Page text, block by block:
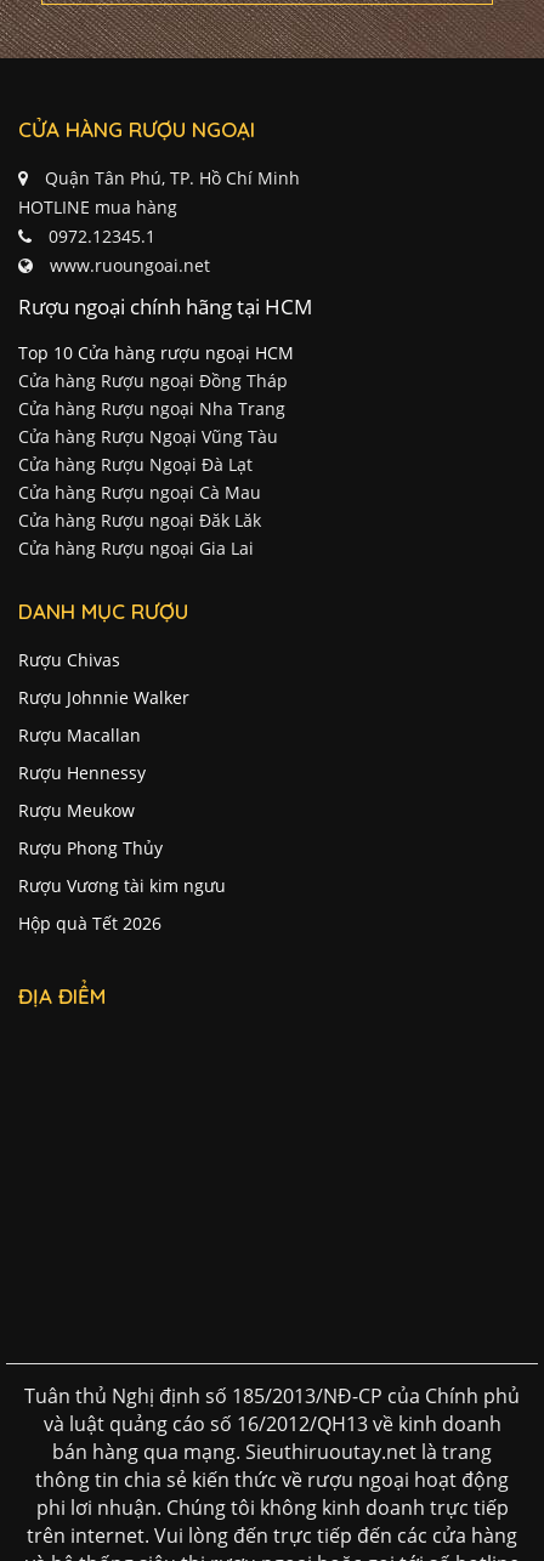
CỬA HÀNG RƯỢU NGOẠI
Quận Tân Phú, TP. Hồ Chí Minh
HOTLINE mua hàng
0972.12345.1
www.ruoungoai.net
Rượu ngoại chính hãng tại HCM
Top 10 Cửa hàng rượu ngoại HCM
Cửa hàng Rượu ngoại Đồng Tháp
Cửa hàng Rượu ngoại Nha Trang
Cửa hàng Rượu Ngoại Vũng Tàu
Cửa hàng Rượu Ngoại Đà Lạt
Cửa hàng Rượu ngoại Cà Mau
Cửa hàng Rượu ngoại Đăk Lăk
Cửa hàng Rượu ngoại Gia Lai
DANH MỤC RƯỢU
Rượu Chivas
Rượu Johnnie Walker
Rượu Macallan
Rượu Hennessy
Rượu Meukow
Rượu Phong Thủy
Rượu Vương tài kim ngưu
Hộp quà Tết 2026
ĐỊA ĐIỂM
Tuân thủ Nghị định số 185/2013/NĐ-CP của Chính phủ
và luật quảng cáo số 16/2012/QH13 về kinh doanh
bán hàng qua mạng. Sieuthiruoutay.net là trang
thông tin chia sẻ kiến thức về rượu ngoại hoạt động
phi lơi nhuận. Chúng tôi không kinh doanh trực tiếp
trên internet. Vui lòng đến trực tiếp đến các cửa hàng